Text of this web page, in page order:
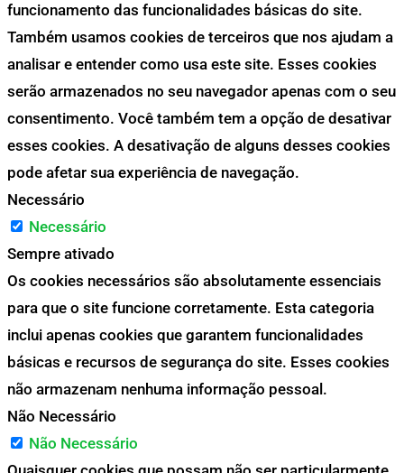
funcionamento das funcionalidades básicas do site.
Também usamos cookies de terceiros que nos ajudam a
analisar e entender como usa este site. Esses cookies
serão armazenados no seu navegador apenas com o seu
consentimento. Você também tem a opção de desativar
esses cookies. A desativação de alguns desses cookies
pode afetar sua experiência de navegação.
Necessário
Necessário
Sempre ativado
Os cookies necessários são absolutamente essenciais
para que o site funcione corretamente. Esta categoria
inclui apenas cookies que garantem funcionalidades
básicas e recursos de segurança do site. Esses cookies
não armazenam nenhuma informação pessoal.
Não Necessário
Não Necessário